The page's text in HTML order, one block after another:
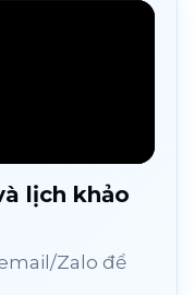
lịch khảo
Zalo để